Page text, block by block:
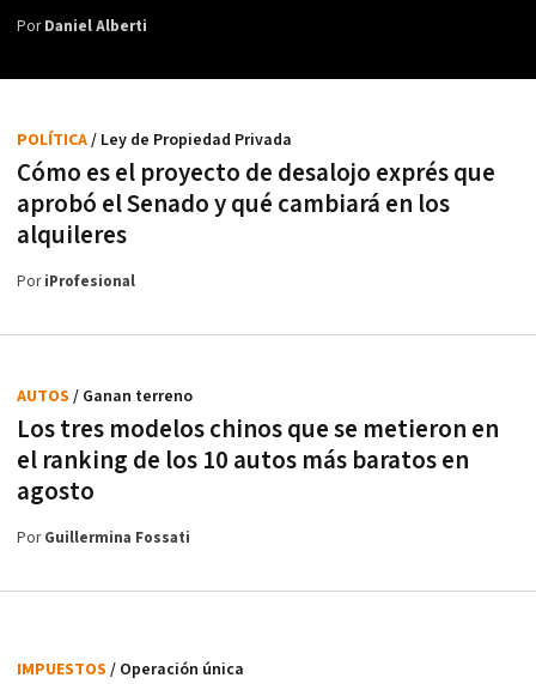
PorDaniel Alberti
Cómo es el proyecto de desalojo exprés que
aprobó el Senado y qué cambiará en los
alquileres
POLÍTICA/ Ley de Propiedad Privada
PoriProfesional
Los tres modelos chinos que se metieron en
el ranking de los 10 autos más baratos en
agosto
AUTOS / Ganan terreno
PorGuillermina Fossati
IMPUESTOS / Operación única